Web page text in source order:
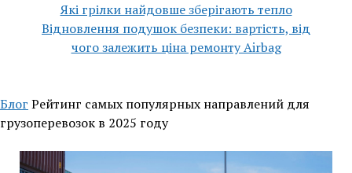
Які грілки найдовше зберігають тепло
Відновлення подушок безпеки: вартість, від
чого залежить ціна ремонту Airbag
Блог Рейтинг самых популярных направлений для
грузоперевозок в 2025 году